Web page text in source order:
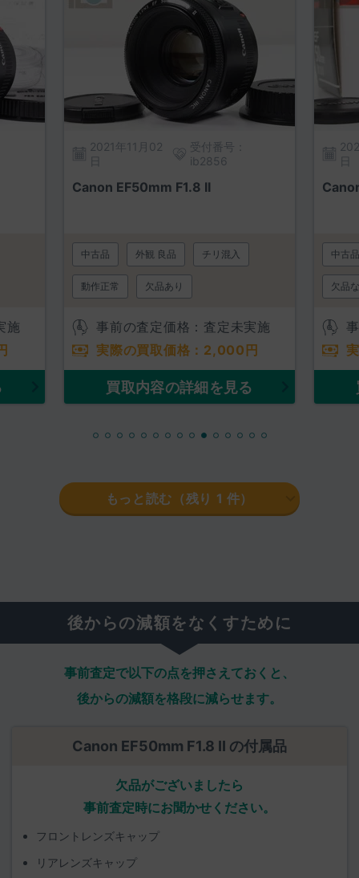
施
2021年11月02
日
受付番号：
ib2856
Canon EF50mm F1.8 II
中古品 外観 良品 チリ混入
動作正常 欠品あり
事前の査定価格：査定未実施
実際の買取価格： 2,000 円
買取内容の詳細を見る
日
中古品
欠品
もっと読む（残り 1 件）
後からの減額をなくすために
事前査定で以下の点を押さえておくと、
後からの減額を格段に減らせます。
Canon EF50mm F1.8 II の付属品
欠品がございましたら
事前査定時にお聞かせください。
フロントレンズキャップ
リアレンズキャップ